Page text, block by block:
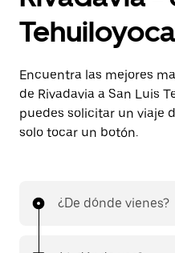
Encuentra las mejores
de Rivadavia a San Luis
puedes solicitar un viaje
solo tocar un botón.
¿De dónde vienes?